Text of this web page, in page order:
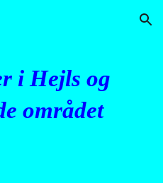
Skip to navigation
i Hejls og
området